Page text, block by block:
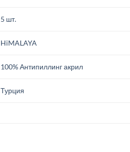
5 шт.
HiMALAYA
100% Антипиллинг акрил
Турция